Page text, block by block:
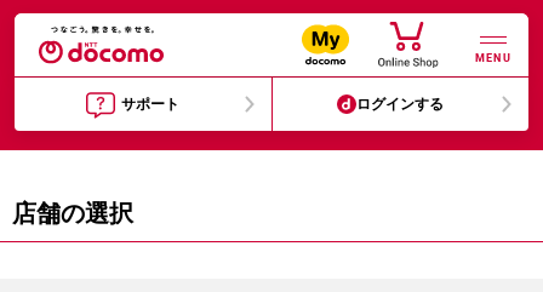
MENU
サポート ログインする
店舗の選択